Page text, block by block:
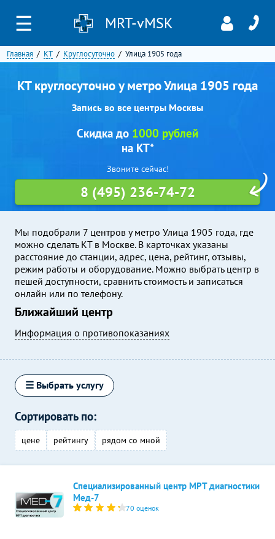
☰ MRT-vMSK
Главная КТ Круглосуточно Улица 1905 года
КТ круглосуточно у метро Улица 1905 года
Запись во все центры Москвы
Мы подобрали 7 центров у метро Улица 1905 года, где
можно сделать КТ в Москве. В карточках указаны
расстояние до станции, адрес, цена, рейтинг, отзывы,
режим работы и оборудование. Можно выбрать центр в
пешей доступности, сравнить стоимость и записаться
онлайн или по телефону.
Ближайший центр
Информация о противопоказаниях
Скидка до 1000 рублей
на КТ*
Звоните сейчас!
8 (495) 236-74-72
☰ Выбрать услугу
Сортировать по:
цене рейтингу рядом со мной
Специализированный центр МРТ диагностики
Мед-7
70 оценок